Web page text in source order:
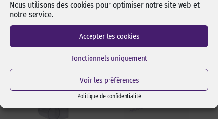
Nous utilisons des cookies pour optimiser notre site web et
notre service.
Accepter les cookies
Fonctionnels uniquement
Voir les préférences
Politique de confidentialité
Les incontournables